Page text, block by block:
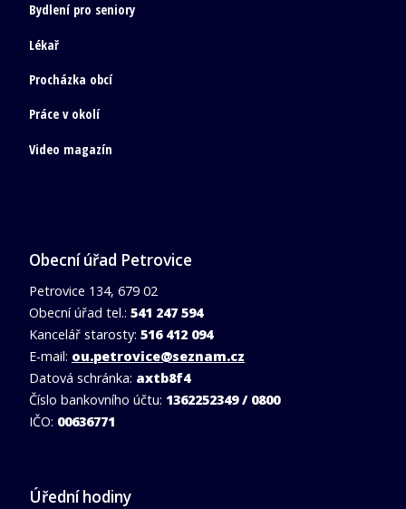
Bydlení pro seniory
Lékař
Procházka obcí
Práce v okolí
Video magazín
Obecní úřad Petrovice
Petrovice 134, 679 02
Obecní úřad tel.: 541 247 594
Kancelář starosty: 516 412 094
E-mail: ou.petrovice@seznam.cz
Datová schránka: axtb8f4
Číslo bankovního účtu: 1362252349 / 0800
IČO: 00636771
Úřední hodiny